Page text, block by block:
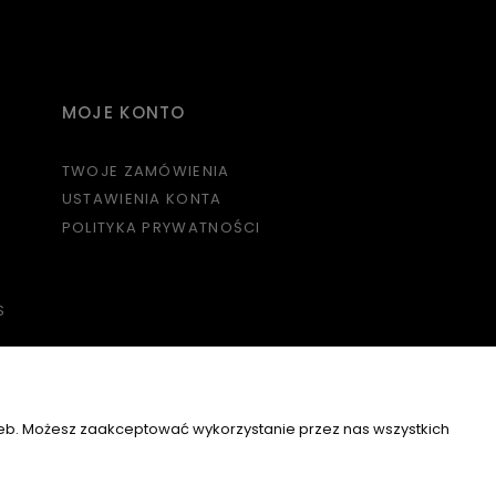
MOJE KONTO
TWOJE ZAMÓWIENIA
USTAWIENIA KONTA
POLITYKA PRYWATNOŚCI
KONTAKT I DANE FIRMY
Możesz zaakceptować wykorzystanie przez nas wszystkich